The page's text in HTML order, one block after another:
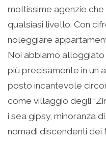
moltissime agenzie
qualsiasi livello. Con
noleggiare
Noi abbiamo alloggiato
più precisamente in un
posto incantevole
come villaggio degli
i sea gipsy, minoranza
nomadi discendenti dei